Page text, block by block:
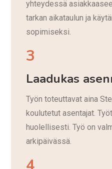
yhteydessä
tarkan aikataulun ja
sopimiseksi.
3
Laadukas
Työn toteuttavat aina
koulutetut asentajat.
huolellisesti. Työ on
arkipäivässä.